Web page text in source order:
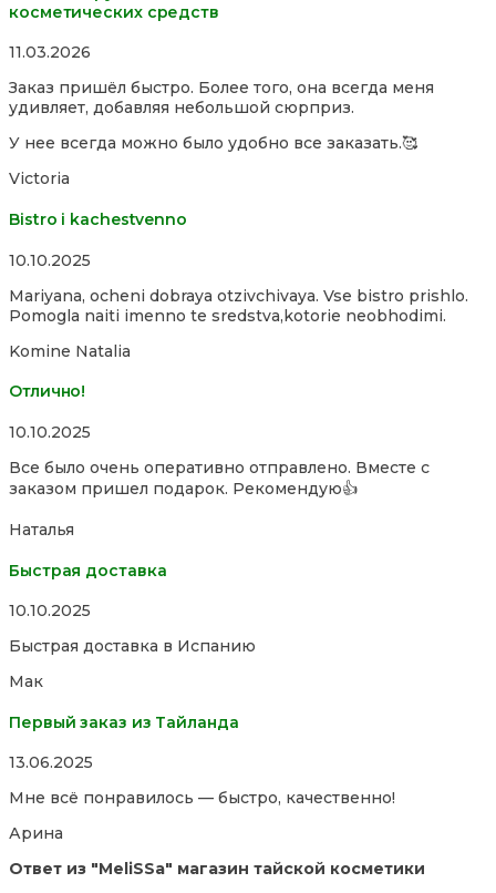
косметических средств
Rated
out
of
11.03.2026
Заказ пришёл быстро. Более того, она всегда меня
удивляет, добавляя небольшой сюрприз.
У нее всегда можно было удобно все заказать.🥰
Victoria
Bistro i kachestvenno
Rated
out
of
10.10.2025
Mariyana, ocheni dobraya otzivchivaya. Vse bistro prishlo.
Pomogla naiti imenno te sredstva,kotorie neobhodimi.
Komine Natalia
Отлично!
Rated
out
of
10.10.2025
Все было очень оперативно отправлено. Вместе с
заказом пришел подарок. Рекомендую👍
Наталья
Быстрая доставка
Rated
out
5
10.10.2025
Быстрая доставка в Испанию
Мак
Первый заказ из Тайланда
Rated
out
5
13.06.2025
Мне всё понравилось — быстро, качественно!
Арина
Ответ из "MeliSSa" магазин тайской косметики